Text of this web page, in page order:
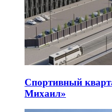
Спортивный
Михаил»